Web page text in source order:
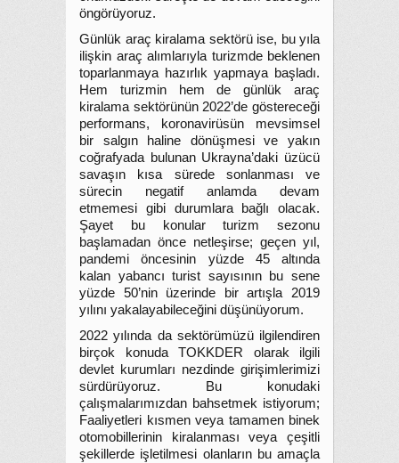
öngörüyoruz.
Günlük araç kiralama sektörü ise, bu yıla
ilişkin araç alımlarıyla turizmde beklenen
toparlanmaya hazırlık yapmaya başladı.
Hem turizmin hem de günlük araç
kiralama sektörünün 2022’de göstereceği
performans, koronavirüsün mevsimsel
bir salgın haline dönüşmesi ve yakın
coğrafyada bulunan Ukrayna’daki üzücü
savaşın kısa sürede sonlanması ve
sürecin negatif anlamda devam
etmemesi gibi durumlara bağlı olacak.
Şayet bu konular turizm sezonu
başlamadan önce netleşirse; geçen yıl,
pandemi öncesinin yüzde 45 altında
kalan yabancı turist sayısının bu sene
yüzde 50’nin üzerinde bir artışla 2019
yılını yakalayabileceğini düşünüyorum.
2022 yılında da sektörümüzü ilgilendiren
birçok konuda TOKKDER olarak ilgili
devlet kurumları nezdinde girişimlerimizi
sürdürüyoruz. Bu konudaki
çalışmalarımızdan bahsetmek istiyorum;
Faaliyetleri kısmen veya tamamen binek
otomobillerinin kiralanması veya çeşitli
şekillerde işletilmesi olanların bu amaçla